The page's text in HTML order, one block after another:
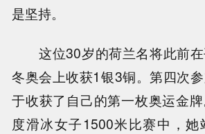
是坚持。
这位30岁的荷兰名将此前在
冬奥会上收获1银3铜。第四次
于收获了自己的第一枚奥运金
度滑冰女子1500米比赛中，她